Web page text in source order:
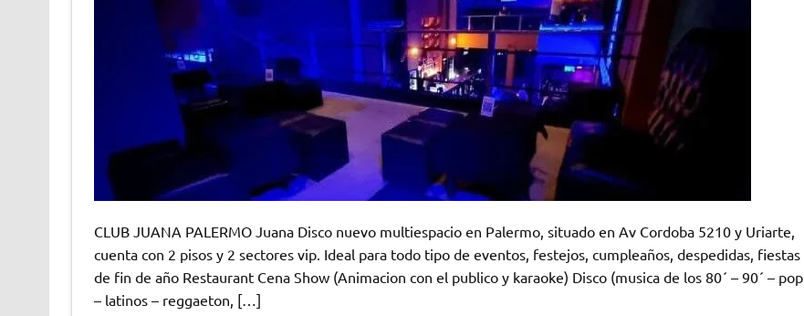
CLUB JUANA PALERMO Juana Disco nuevo multiespacio en Palermo, situado en Av Cordoba 5210 y Uriarte,
cuenta con 2 pisos y 2 sectores vip. Ideal para todo tipo de eventos, festejos, cumpleaños, despedidas, fiestas
de fin de año Restaurant Cena Show (Animacion con el publico y karaoke) Disco (musica de los 80´ – 90´ – pop
– latinos – reggaeton, […]